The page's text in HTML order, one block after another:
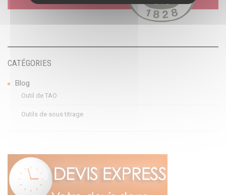
CATÉGORIES
Blog
Outil de TAO
Outils de sous titrage